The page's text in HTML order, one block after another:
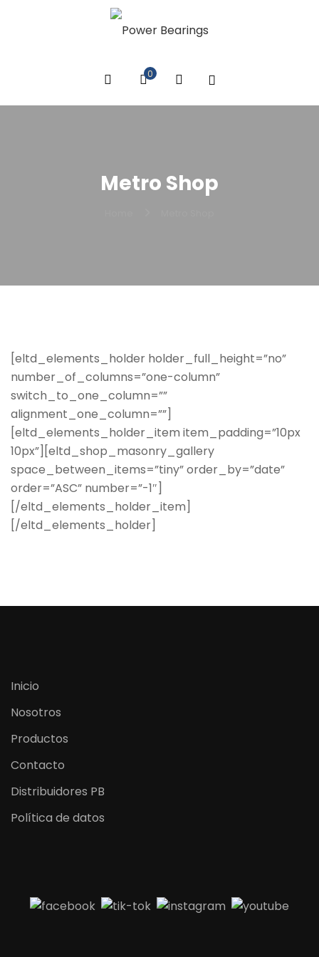
0
Metro Shop
[eltd_elements_holder holder_full_height=”no”
number_of_columns=”one-column”
switch_to_one_column=””
alignment_one_column=””]
[eltd_elements_holder_item item_padding=”10px
10px”][eltd_shop_masonry_gallery
space_between_items=”tiny” order_by=”date”
order=”ASC” number=”-1″]
[/eltd_elements_holder_item]
[/eltd_elements_holder]
Inicio
Nosotros
Productos
Contacto
Distribuidores PB
Política de datos